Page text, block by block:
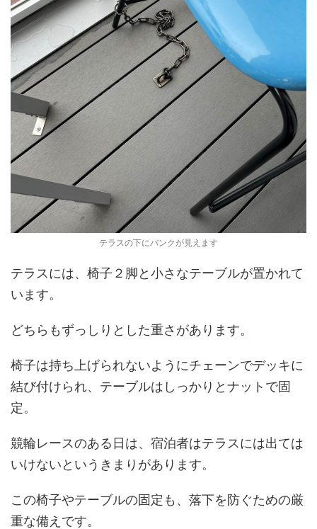
テラスの下にバンクが見えます
テラスには、椅子２脚と小さなテーブルが置かれて
います。
どちらもずっしりとした重さがあります。
椅子は持ち上げられないようにチェーンでデッキに
結び付けられ、テーブルはしっかりとナットで固
定。
競輪レースのある日は、宿泊者はテラスには出ては
いけないというきまりがあります。
この椅子やテーブルの固定も、落下を防ぐための厳
重な備えです。